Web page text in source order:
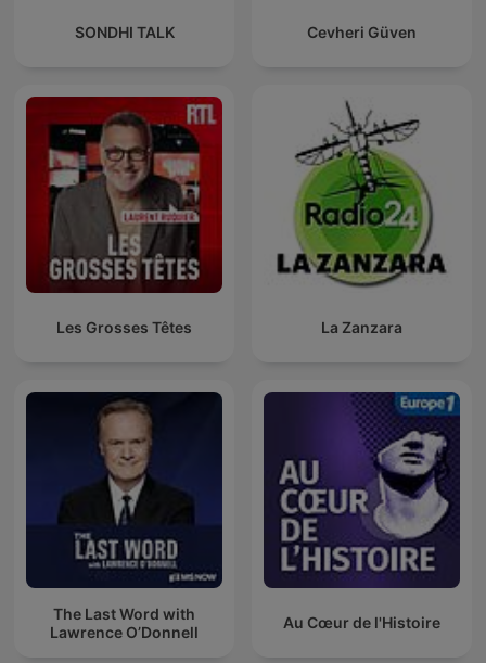
SONDHI TALK Cevheri Güven
Les Grosses Têtes La Zanzara
The Last Word with
Lawrence O’Donnell
Au Cœur de l'Histoire